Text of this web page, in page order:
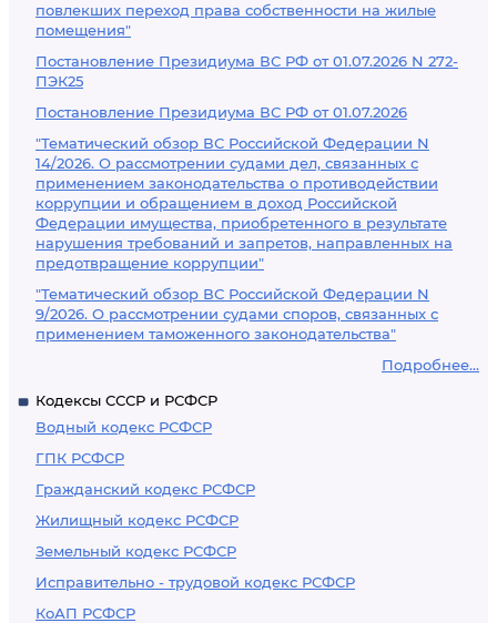
повлекших переход права собственности на жилые
помещения"
Постановление Президиума ВС РФ от 01.07.2026 N 272-
ПЭК25
Постановление Президиума ВС РФ от 01.07.2026
"Тематический обзор ВС Российской Федерации N
14/2026. О рассмотрении судами дел, связанных с
применением законодательства о противодействии
коррупции и обращением в доход Российской
Федерации имущества, приобретенного в результате
нарушения требований и запретов, направленных на
предотвращение коррупции"
"Тематический обзор ВС Российской Федерации N
9/2026. О рассмотрении судами споров, связанных с
применением таможенного законодательства"
Подробнее...
Кодексы СССР и РСФСР
Водный кодекс РСФСР
ГПК РСФСР
Гражданский кодекс РСФСР
Жилищный кодекс РСФСР
Земельный кодекс РСФСР
Исправительно - трудовой кодекс РСФСР
КоАП РСФСР